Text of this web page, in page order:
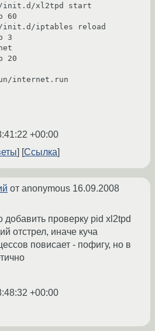
internet.run
+00:00
Ссылка
от anonymous 16.09.2008
добавить проверку pid xl2tpd
отстрел, иначе куча
повисает - пофигу, но в
+00:00